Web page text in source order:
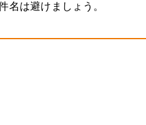
名は避けましょう。